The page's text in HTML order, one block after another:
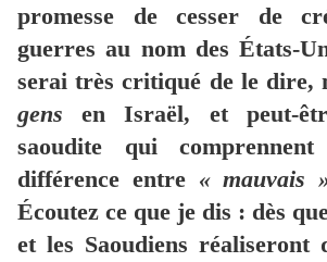
promesse de cesser de
guerres au nom des États-
serai très critiqué de le dire,
gens en Israël, et peut-
saoudite qui
différence entre « mauvais
Écoutez ce que je dis : dès
et les Saoudiens réaliseront